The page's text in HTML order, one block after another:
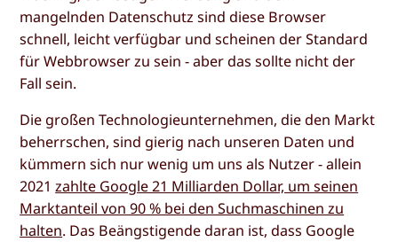
mangelnden Datenschutz sind diese Browser
schnell, leicht verfügbar und scheinen der Standard
für Webbrowser zu sein - aber das sollte nicht der
Fall sein.
Die großen Technologieunternehmen, die den Markt
beherrschen, sind gierig nach unseren Daten und
kümmern sich nur wenig um uns als Nutzer - allein
2021zahlte Google 21 Milliarden Dollar, um seinen
Marktanteil von 90 % bei den Suchmaschinen zu
halten. Das Beängstigende daran ist, dass Google